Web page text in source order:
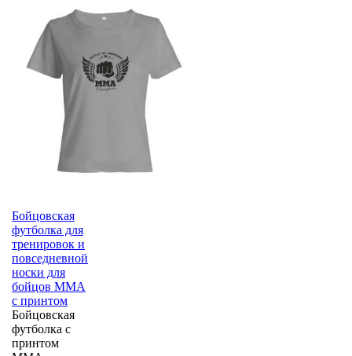
Бойцовская
футболка для
тренировок и
повседневной
носки для
бойцов ММА
с принтом
Бойцовская
футболка с
принтом